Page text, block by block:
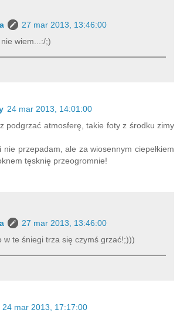
27 mar 2013, 13:46:00
nie wiem...:/;)
24 mar 2013, 14:01:00
podgrzać atmosferę, takie foty z środku zimy
nie przepadam, ale za wiosennym ciepełkiem
tęsknię przeogromnie!
27 mar 2013, 13:46:00
w te śniegi trza się czymś grzać!;)))
24 mar 2013, 17:17:00